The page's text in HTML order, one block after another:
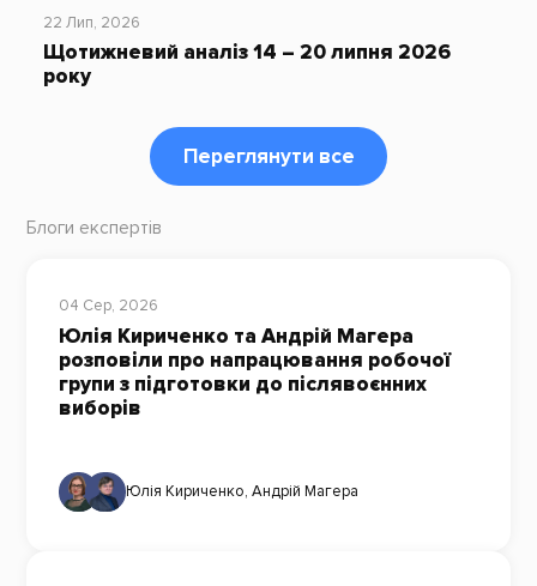
22 Лип, 2026
Щотижневий аналіз 14 – 20 липня 2026
року
Переглянути все
Блоги експертів
04 Сер, 2026
Юлія Кириченко та Андрій Магера
розповіли про напрацювання робочої
групи з підготовки до післявоєнних
виборів
Юлія Кириченко, Андрій Магера